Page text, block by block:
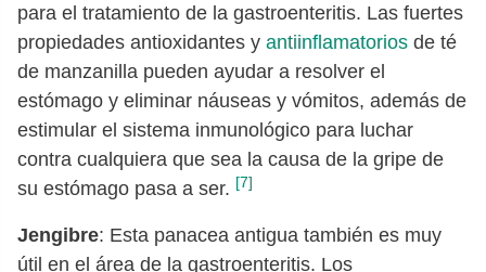
para el tratamiento de la gastroenteritis. Las fuertes
propiedades antioxidantes y antiinflamatorios de té
de manzanilla pueden ayudar a resolver el
estómago y eliminar náuseas y vómitos, además de
estimular el sistema inmunológico para luchar
contra cualquiera que sea la causa de la gripe de
su estómago pasa a ser. [7]
Jengibre: Esta panacea antigua también es muy
útil en el área de la gastroenteritis. Los